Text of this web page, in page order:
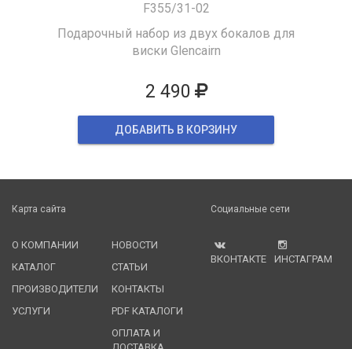
F355/31-02
Подарочный набор из двух бокалов для
виски Glencairn
2 490
ДОБАВИТЬ В КОРЗИНУ
Карта сайта
О КОМПАНИИ
КАТАЛОГ
ПРОИЗВОДИТЕЛИ
УСЛУГИ
НОВОСТИ
СТАТЬИ
КОНТАКТЫ
PDF КАТАЛОГИ
ОПЛАТА И
Социальные сети
ВКОНТАКТЕ ИНСТАГРАМ